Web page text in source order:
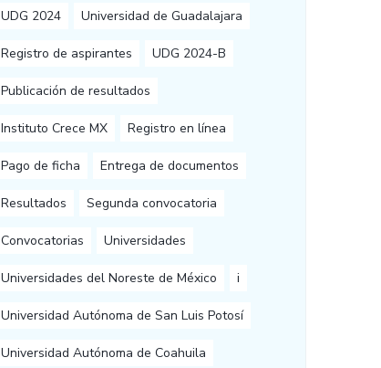
UDG 2024 Universidad de Guadalajara
Registro de aspirantes UDG 2024-B
Publicación de resultados
Instituto Crece MX Registro en línea
Pago de ficha Entrega de documentos
Resultados Segunda convocatoria
Convocatorias Universidades
Universidades del Noreste de México i
Universidad Autónoma de San Luis Potosí
Universidad Autónoma de Coahuila